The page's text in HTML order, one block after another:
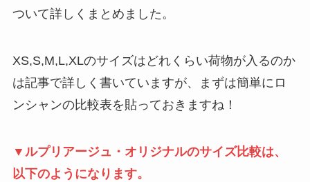
ついて詳しくまとめました。
XS,S,M,L,XLのサイズはどれくらい荷物が入るのか
は記事で詳しく書いていますが、まずは簡単にロ
ンシャンの比較表を貼っておきますね！
▼ルプリアージュ・オリジナルのサイズ比較は、
以下のようになります。